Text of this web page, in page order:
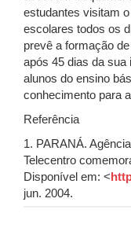
estudantes visitam o
escolares todos os
prevê a formação
após 45 dias da sua
alunos do ensino
conhecimento para
Referência
1. PARANÁ.
Telecentro
Disponível em: <
jun. 2004.